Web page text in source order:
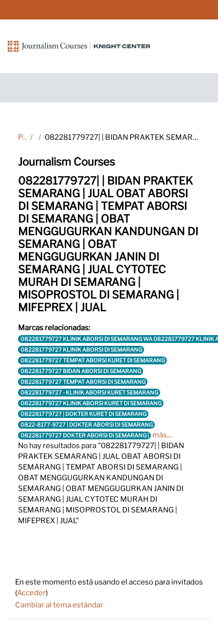
Página Principal Marcas 082281779727| | BIDAN PRAKTEK SEMARANG | JUAL OBAT ABORSI DI SEMARANG | TEMPAT ABORSI DI SEMARANG | OBAT MENGGUGURKAN KANDUNGAN DI SEMARANG | OBAT MENGGUGURKAN JANIN DI SEMARANG | JUAL CYTOTEC MURAH DI SEMARANG | MISOPROSTOL DI SEMARANG | MIFEPREX | JUAL
Journalism Courses
082281779727| | BIDAN PRAKTEK
SEMARANG | JUAL OBAT ABORSI
DI SEMARANG | TEMPAT ABORSI
DI SEMARANG | OBAT
MENGGUGURKAN KANDUNGAN DI
SEMARANG | OBAT
MENGGUGURKAN JANIN DI
SEMARANG | JUAL CYTOTEC
MURAH DI SEMARANG |
MISOPROSTOL DI SEMARANG |
MIFEPREX | JUAL
Marcas relacionadas:
082281779727 KLINIK ABORSI DI SEMARANG WA 082281779727 KLINIK
082281779727 KLINIK ABORSI DI SEMARANG
082281779727 TEMPAT ABORSI KURET DI SEMARANG
082281779727 BIDAN ABORSI DI SEMARANG
082281779727 TEMPAT ABORSI DI SEMARANG
082281779727 - KLINIK ABORSI KURET SEMARANG
082281779727 KLINIK ABORSI KURET DI SEMARANG
082281779727 | DOKTER KURET DI SEMARANG
0822-8177-9727 | DOKTER ABORSI DI SEMARANG
082281779727 DOKTER ABORSI DI SEMARANG |
más...
No hay resultados para "082281779727| | BIDAN
PRAKTEK SEMARANG | JUAL OBAT ABORSI DI
SEMARANG | TEMPAT ABORSI DI SEMARANG |
OBAT MENGGUGURKAN KANDUNGAN DI
SEMARANG | OBAT MENGGUGURKAN JANIN DI
SEMARANG | JUAL CYTOTEC MURAH DI
SEMARANG | MISOPROSTOL DI SEMARANG |
MIFEPREX | JUAL"
En este momento está usando el acceso para invitados
(Acceder)
Cambiar al tema estándar